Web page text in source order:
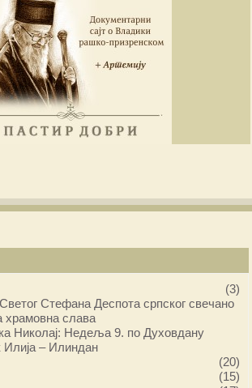
(3)
Стефана Деспота српског свечано
храмовна слава
Николај: Недеља 9. по Духовдану
Илија – Илиндан
(20)
(15)